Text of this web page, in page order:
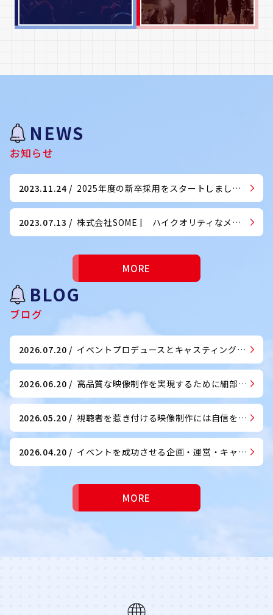
NEWS
お知らせ
2023.11.24 / 2025年度の新卒採用をスタートしました！
2023.07.13 / 株式会社SOME | ハイクオリティなメディア戦略とエンターテインメントで日本をもっと元気に
MORE
BLOG
ブログ
2026.07.20 / イベントプロデュースとキャスティングのどちらも任せてもらえます
2026.06.20 / 高品質な映像制作を実現するために細部までこだわっています
2026.05.20 / 視聴者を惹き付ける映像制作には自信を持っています
2026.04.20 / イベントを成功させる企画・運営・キャスティングもお任せください
MORE